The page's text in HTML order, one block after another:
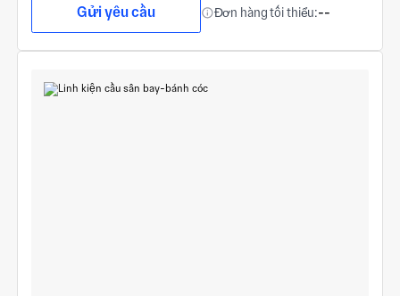
Gửi yêu cầu Đơn hàng tối thiểu:--